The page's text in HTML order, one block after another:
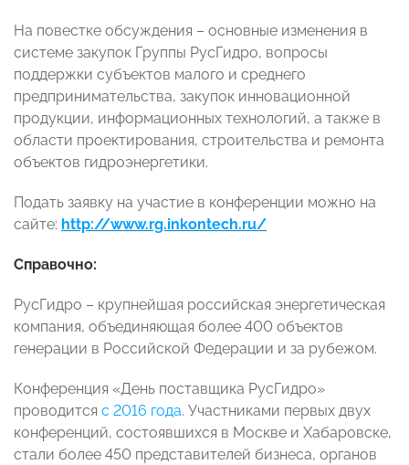
На повестке обсуждения – основные изменения в
системе закупок Группы РусГидро, вопросы
поддержки субъектов малого и среднего
предпринимательства, закупок инновационной
продукции, информационных технологий, а также в
области проектирования, строительства и ремонта
объектов гидроэнергетики.
Подать заявку на участие в конференции можно на
сайте: http://www.rg.inkontech.ru/
Справочно:
РусГидро – крупнейшая российская энергетическая
компания, объединяющая более 400 объектов
генерации в Российской Федерации и за рубежом.
Конференция «День поставщика РусГидро»
проводится с 2016 года. Участниками первых двух
конференций, состоявшихся в Москве и Хабаровске,
стали более 450 представителей бизнеса, органов